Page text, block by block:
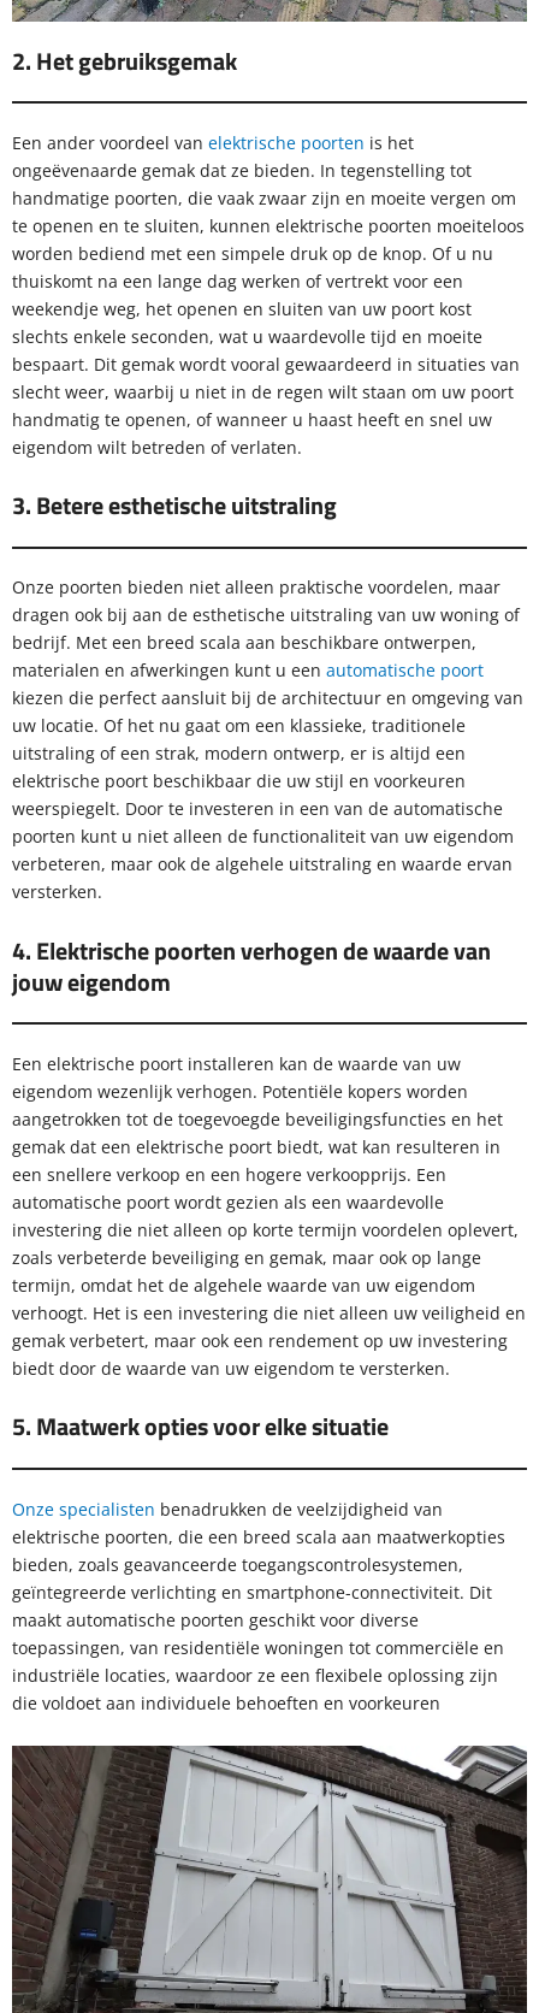
2. Het gebruiksgemak
Een ander voordeel van elektrische poorten is het
ongeëvenaarde gemak dat ze bieden. In tegenstelling tot
handmatige poorten, die vaak zwaar zijn en moeite vergen om
te openen en te sluiten, kunnen elektrische poorten moeiteloos
worden bediend met een simpele druk op de knop. Of u nu
thuiskomt na een lange dag werken of vertrekt voor een
weekendje weg, het openen en sluiten van uw poort kost
slechts enkele seconden, wat u waardevolle tijd en moeite
bespaart. Dit gemak wordt vooral gewaardeerd in situaties van
slecht weer, waarbij u niet in de regen wilt staan om uw poort
handmatig te openen, of wanneer u haast heeft en snel uw
eigendom wilt betreden of verlaten.
3. Betere esthetische uitstraling
Onze poorten bieden niet alleen praktische voordelen, maar
dragen ook bij aan de esthetische uitstraling van uw woning of
bedrijf. Met een breed scala aan beschikbare ontwerpen,
materialen en afwerkingen kunt u een automatische poort
kiezen die perfect aansluit bij de architectuur en omgeving van
uw locatie. Of het nu gaat om een klassieke, traditionele
uitstraling of een strak, modern ontwerp, er is altijd een
elektrische poort beschikbaar die uw stijl en voorkeuren
weerspiegelt. Door te investeren in een van de automatische
poorten kunt u niet alleen de functionaliteit van uw eigendom
verbeteren, maar ook de algehele uitstraling en waarde ervan
versterken.
4. Elektrische poorten verhogen de waarde van
jouw eigendom
Een elektrische poort installeren kan de waarde van uw
eigendom wezenlijk verhogen. Potentiële kopers worden
aangetrokken tot de toegevoegde beveiligingsfuncties en het
gemak dat een elektrische poort biedt, wat kan resulteren in
een snellere verkoop en een hogere verkoopprijs. Een
automatische poort wordt gezien als een waardevolle
investering die niet alleen op korte termijn voordelen oplevert,
zoals verbeterde beveiliging en gemak, maar ook op lange
termijn, omdat het de algehele waarde van uw eigendom
verhoogt. Het is een investering die niet alleen uw veiligheid en
gemak verbetert, maar ook een rendement op uw investering
biedt door de waarde van uw eigendom te versterken.
5. Maatwerk opties voor elke situatie
Onze specialisten benadrukken de veelzijdigheid van
elektrische poorten, die een breed scala aan maatwerkopties
bieden, zoals geavanceerde toegangscontrolesystemen,
geïntegreerde verlichting en smartphone-connectiviteit. Dit
maakt automatische poorten geschikt voor diverse
toepassingen, van residentiële woningen tot commerciële en
industriële locaties, waardoor ze een flexibele oplossing zijn
die voldoet aan individuele behoeften en voorkeuren